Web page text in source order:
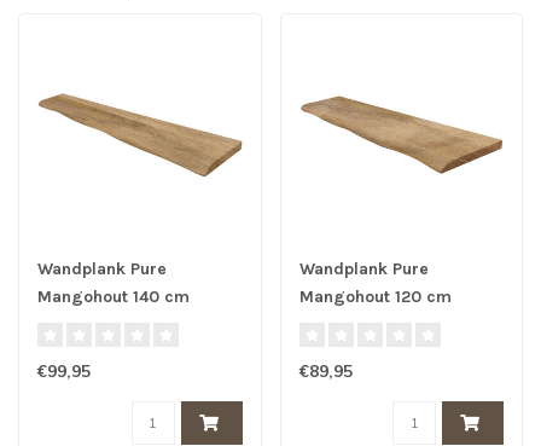
Wandplank Pure
Mangohout 140 cm
€99,95
Wandplank Pure
Mangohout 120 cm
€89,95